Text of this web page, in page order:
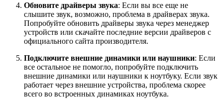
Обновите драйверы звука: Если вы все еще не
слышите звук, возможно, проблема в драйверах звука.
Попробуйте обновить драйверы звука через менеджер
устройств или скачайте последние версии драйверов с
официального сайта производителя.
Подключите внешние динамики или наушники: Если
все остальное не помогло, попробуйте подключить
внешние динамики или наушники к ноутбуку. Если звук
работает через внешние устройства, проблема скорее
всего во встроенных динамиках ноутбука.